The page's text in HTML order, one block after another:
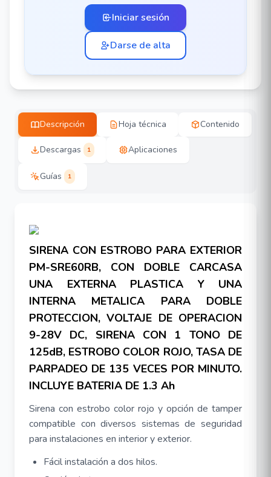
Iniciar sesión
Darse de alta
Descripción Hoja técnica Contenido
Descargas 1 Aplicaciones
Guías 1
SIRENA CON ESTROBO PARA EXTERIOR
PM-SRE60RB, CON DOBLE CARCASA
UNA EXTERNA PLASTICA Y UNA
INTERNA METALICA PARA DOBLE
PROTECCION, VOLTAJE DE OPERACION
9-28V DC, SIRENA CON 1 TONO DE
125dB, ESTROBO COLOR ROJO, TASA DE
PARPADEO DE 135 VECES POR MINUTO.
INCLUYE BATERIA DE 1.3 Ah
Sirena con estrobo color rojo y opción de tamper
compatible con diversos sistemas de seguridad
para instalaciones en interior y exterior.
Fácil instalación a dos hilos.